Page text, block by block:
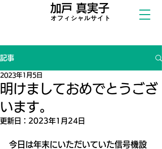
​オフィシャルサイト
加戸 真実子
記事
明けましておめでとうござ
います。
2023年1月5日
更新日： 2023年1月24日
今日は年末にいただいていた信号機設